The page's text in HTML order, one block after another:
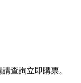
查詢立即購票。